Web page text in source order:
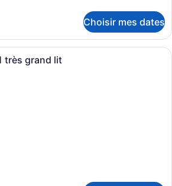
Choisir mes dates
Une chambre d’hôtel moderne
très grand lit